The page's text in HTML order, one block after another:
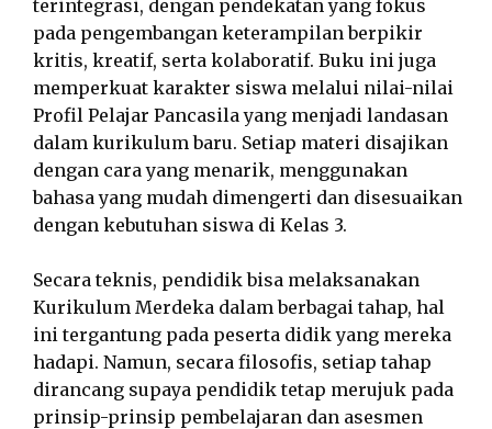
terintegrasi, dengan pendekatan yang fokus
pada pengembangan keterampilan berpikir
kritis, kreatif, serta kolaboratif. Buku ini juga
memperkuat karakter siswa melalui nilai-nilai
Profil Pelajar Pancasila yang menjadi landasan
dalam kurikulum baru. Setiap materi disajikan
dengan cara yang menarik, menggunakan
bahasa yang mudah dimengerti dan disesuaikan
dengan kebutuhan siswa di Kelas 3.
Secara teknis, pendidik bisa melaksanakan
Kurikulum Merdeka dalam berbagai tahap, hal
ini tergantung pada peserta didik yang mereka
hadapi. Namun, secara filosofis, setiap tahap
dirancang supaya pendidik tetap merujuk pada
prinsip-prinsip pembelajaran dan asesmen